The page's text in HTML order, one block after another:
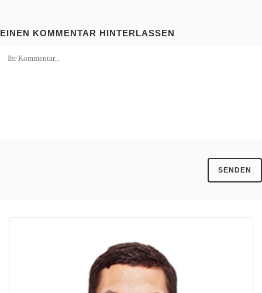
EINEN KOMMENTAR HINTERLASSEN